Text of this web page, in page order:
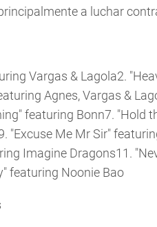
a luchar
Vargas & Lagola2.
Agnes, Vargas &
featuring Bonn7. "Hold
"Excuse Me Mr Sir"
Imagine Dragons11.
featuring Noonie Bao